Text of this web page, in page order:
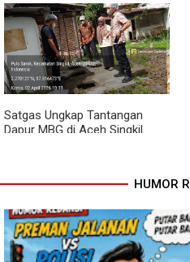
Lewat Komsos, Babinsa
Rundeng Pantau Stok dan
Harga Pupuk
Satgas Ungkap Tantangan
Dapur MBG di Aceh Singkil
HUMOR